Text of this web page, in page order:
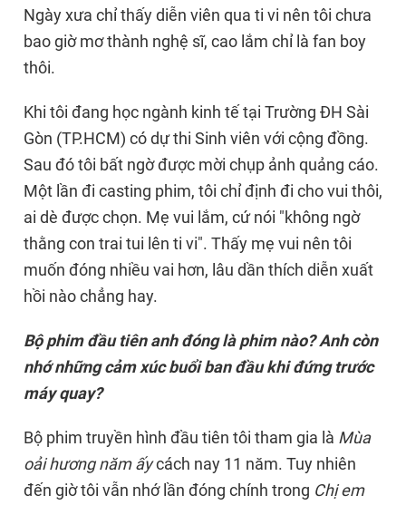
Ngày xưa chỉ thấy diễn viên qua ti vi nên tôi chưa
bao giờ mơ thành nghệ sĩ, cao lắm chỉ là fan boy
thôi.
Khi tôi đang học ngành kinh tế tại Trường ĐH Sài
Gòn (TP.HCM) có dự thi Sinh viên với cộng đồng.
Sau đó tôi bất ngờ được mời chụp ảnh quảng cáo.
Một lần đi casting phim, tôi chỉ định đi cho vui thôi,
ai dè được chọn. Mẹ vui lắm, cứ nói "không ngờ
thằng con trai tui lên ti vi". Thấy mẹ vui nên tôi
muốn đóng nhiều vai hơn, lâu dần thích diễn xuất
hồi nào chẳng hay.
Bộ phim đầu tiên anh đóng là phim nào? Anh còn
nhớ những cảm xúc buổi ban đầu khi đứng trước
máy quay?
Bộ phim truyền hình đầu tiên tôi tham gia là Mùa
oải hương năm ấycách nay 11 năm. Tuy nhiên
đến giờ tôi vẫn nhớ lần đóng chính trong Chị em